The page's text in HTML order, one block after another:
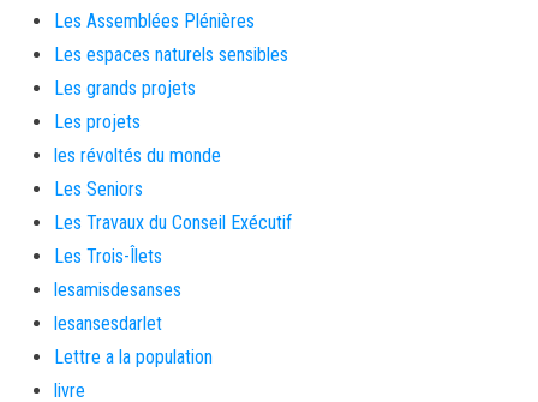
Les Assemblées Plénières
Les espaces naturels sensibles
Les grands projets
Les projets
les révoltés du monde
Les Seniors
Les Travaux du Conseil Exécutif
Les Trois-Îlets
lesamisdesanses
lesansesdarlet
Lettre a la population
livre